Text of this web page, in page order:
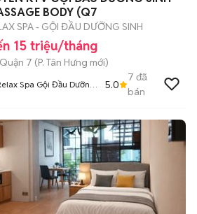
BODY (Q7
SPA - GỘI ĐẦU DƯỠNG SINH
15 triệu/tháng
Quận 7 (P. Tân Hưng mới)
Spa Gội Đầu Dưỡng
5.0
7 đã
bán